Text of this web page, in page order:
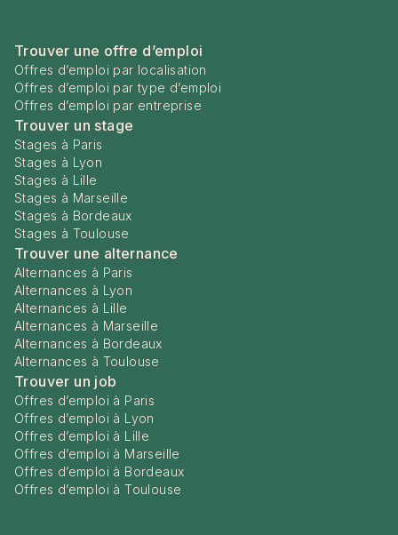
Trouver une offre d’emploi
Offres d’emploi par localisation
Offres d’emploi par type d’emploi
Offres d’emploi par entreprise
Trouver un stage
Stages à Paris
Stages à Lyon
Stages à Lille
Stages à Marseille
Stages à Bordeaux
Stages à Toulouse
Trouver une alternance
Alternances à Paris
Alternances à Lyon
Alternances à Lille
Alternances à Marseille
Alternances à Bordeaux
Alternances à Toulouse
Trouver un job
Offres d’emploi à Paris
Offres d’emploi à Lyon
Offres d’emploi à Lille
Offres d’emploi à Marseille
Offres d’emploi à Bordeaux
Offres d’emploi à Toulouse